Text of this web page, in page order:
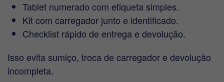
Tablet numerado com etiqueta simples.
Kit com carregador junto e identificado.
Checklist rápido de entrega e devolução.
Isso evita sumiço, troca de carregador e devolução
incompleta.